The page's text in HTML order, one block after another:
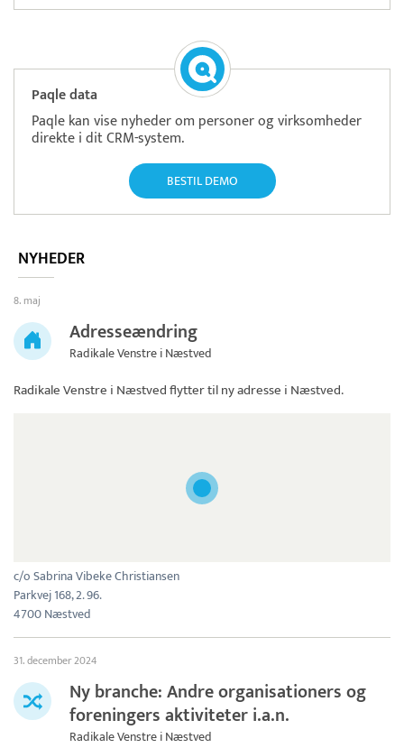
Paqle data
Paqle kan vise nyheder om personer og virksomheder
direkte i dit CRM-system.
BESTIL DEMO
NYHEDER
8. maj
Adresseændring
Radikale Venstre i Næstved
Radikale Venstre i Næstvedflytter til ny adresse i Næstved.
c/o Sabrina Vibeke Christiansen
Parkvej 168, 2. 96.
4700 Næstved
31. december 2024
Ny branche: Andre organisationers og
foreningers aktiviteter i.a.n.
Radikale Venstre i Næstved